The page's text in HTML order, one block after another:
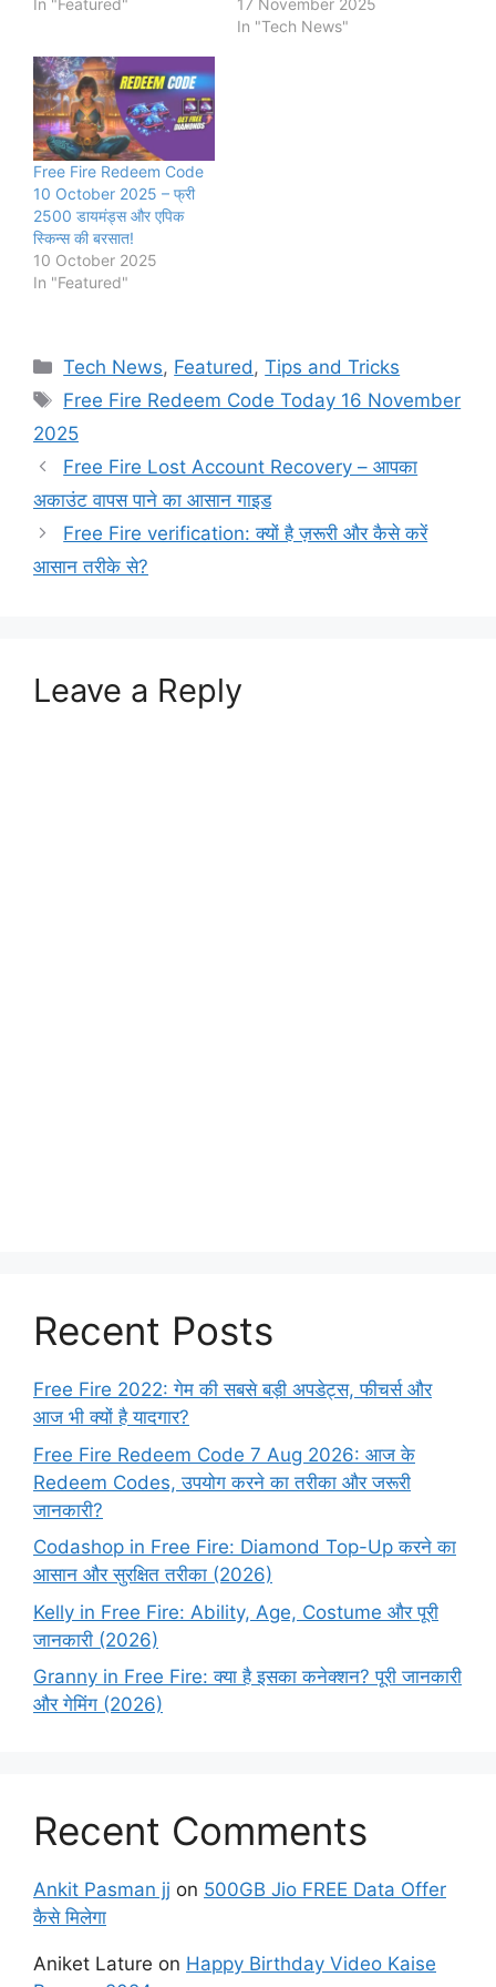
In "Featured"
17 November 2025
In "Tech News"
Free Fire Redeem Code
10 October 2025 – फ्री
2500 डायमंड्स और एपिक
स्किन्स की बरसात!
10 October 2025
In "Featured"
Categories
Tech News, Featured,Tips and Tricks
Tags
Free Fire Redeem Code Today 16 November
2025
Free Fire Lost Account Recovery – आपका
अकाउंट वापस पाने का आसान गाइड
Free Fire verification: क्यों है ज़रूरी और कैसे करें
आसान तरीके से?
Leave a Reply
Recent Posts
Free Fire 2022: गेम की सबसे बड़ी अपडेट्स, फीचर्स और
आज भी क्यों है यादगार?
Free Fire Redeem Code 7 Aug 2026: आज के
Redeem Codes, उपयोग करने का तरीका और जरूरी
जानकारी?
Codashop in Free Fire: Diamond Top-Up करने का
आसान और सुरक्षित तरीका (2026)
Kelly in Free Fire: Ability, Age, Costume और पूरी
जानकारी (2026)
Granny in Free Fire: क्या है इसका कनेक्शन? पूरी जानकारी
और गेमिंग (2026)
Recent Comments
Ankit Pasman jj on 500GB Jio FREE Data Offer
कैसे मिलेगा
Aniket Lature on Happy Birthday Video Kaise